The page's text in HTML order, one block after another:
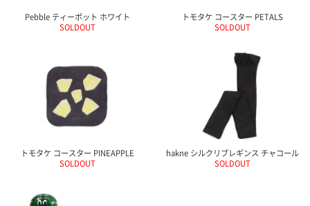
Pebble ティーポット ホワイト
SOLDOUT
トモタケ コースター PETALS
SOLDOUT
トモタケ コースター PINEAPPLE
SOLDOUT
hakne シルクリブレギンス チャコール
SOLDOUT